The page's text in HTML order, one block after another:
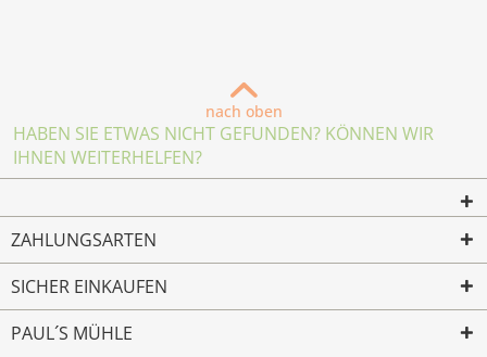
nach oben
HABEN SIE ETWAS NICHT GEFUNDEN? KÖNNEN WIR
IHNEN WEITERHELFEN?
ZAHLUNGSARTEN
SICHER EINKAUFEN
PAUL´S MÜHLE